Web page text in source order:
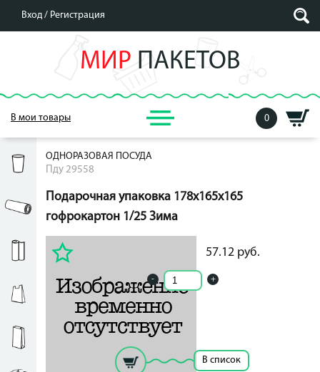
Вход / Регистрация
МИР ПАКЕТОВ
В мои товары 0
ОДНОРАЗОВАЯ ПОСУДА
Пду 29558
Подарочная упаковка 178х165х165
гофрокартон 1/25 Зима
57.12 руб.
- +
Кол-во ед. в упак.: 0
Рассчитать цену за единицу
В список